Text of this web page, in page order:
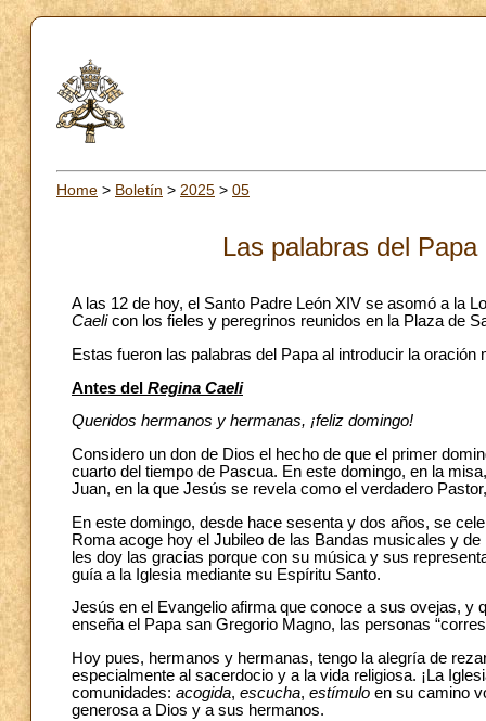
Home > Boletín > 2025 > 05
Las palabras del
A las 12 de hoy, el Santo Padre León XIV se asomó a la
Caelicon los fieles y peregrinos reunidos en la Plaza de
Estas fueron las palabras del Papa al introducir la oración
Antes del Regina Caeli
Queridos hermanos y hermanas, ¡feliz domingo!
Considero un don de Dios el hecho de que el primer
cuarto del tiempo de Pascua. En este domingo, en la
Juan, en la que Jesús se revela como el verdadero
En este domingo, desde hace sesenta y dos años, se
Roma acoge hoy el Jubileo de las Bandas musicales y
les doy las gracias porque con su música y sus
guía a la Iglesia mediante su Espíritu Santo.
Jesús en el Evangelio afirma que conoce a sus ovejas, y
enseña el Papa san Gregorio Magno, las personas
Hoy pues, hermanos y hermanas, tengo la alegría de
especialmente al sacerdocio y a la vida religiosa. ¡La
comunidades: acogida, escucha, estímulo en su camino
generosa a Dios y a sus hermanos.